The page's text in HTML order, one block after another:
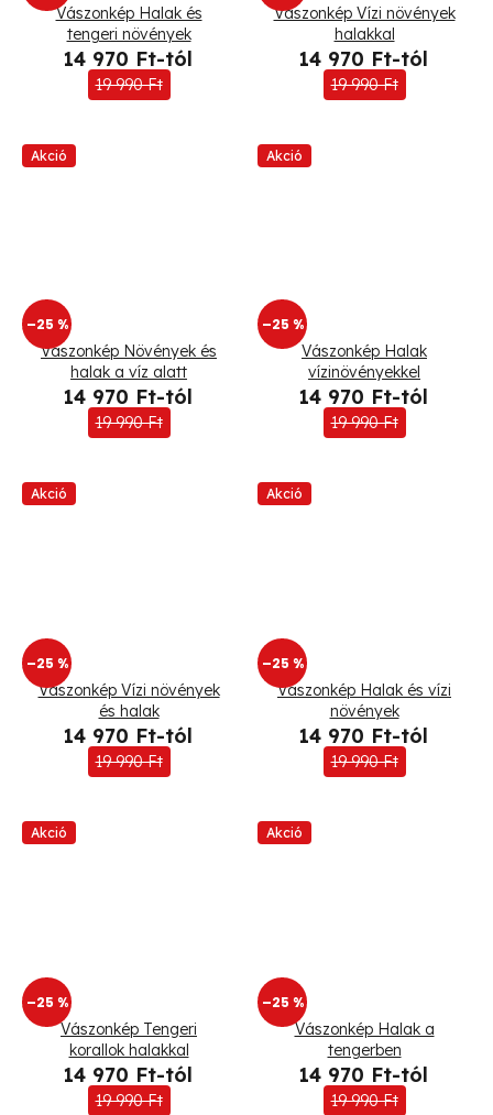
Vászonkép Halak és
tengeri növények
14 970 Ft-tól
19 990 Ft
Vászonkép Vízi növények
halakkal
14 970 Ft-tól
19 990 Ft
Akció
–25 %
Vászonkép Növények és
halak a víz alatt
14 970 Ft-tól
19 990 Ft
Akció
–25 %
Vászonkép Halak
vízinövényekkel
14 970 Ft-tól
19 990 Ft
Akció
–25 %
Vászonkép Vízi növények
és halak
14 970 Ft-tól
19 990 Ft
Akció
–25 %
Vászonkép Halak és vízi
növények
14 970 Ft-tól
19 990 Ft
Akció
–25 %
Vászonkép Tengeri
korallok halakkal
14 970 Ft-tól
19 990 Ft
Akció
–25 %
Vászonkép Halak a
tengerben
14 970 Ft-tól
19 990 Ft